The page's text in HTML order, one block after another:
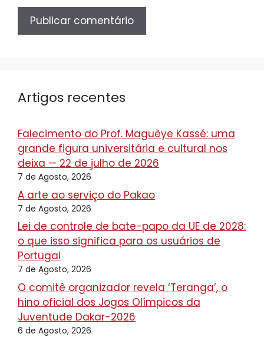
Artigos recentes
Falecimento do Prof. Maguèye Kassé: uma
grande figura universitária e cultural nos
deixa — 22 de julho de 2026
7 de Agosto, 2026
A arte ao serviço do Pakao
7 de Agosto, 2026
Lei de controle de bate-papo da UE de 2028:
o que isso significa para os usuários de
Portugal
7 de Agosto, 2026
O comitê organizador revela ‘Teranga’, o
hino oficial dos Jogos Olímpicos da
Juventude Dakar-2026
6 de Agosto, 2026